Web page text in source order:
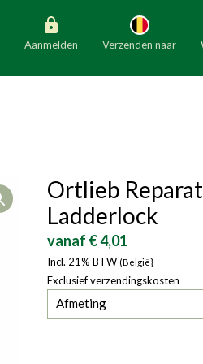
Aanmelden Verzenden naar
Slovenië Italië
Denemarken
Bulgarije
Open
Ortlieb
Ladderlock
vanaf € 4,01
Incl. 21% BTW (België}
Exclusief verzendingskosten
Afmeting